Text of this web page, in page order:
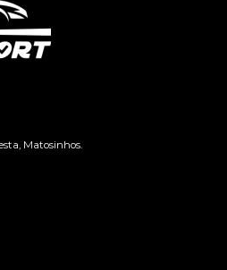
Matosinhos.